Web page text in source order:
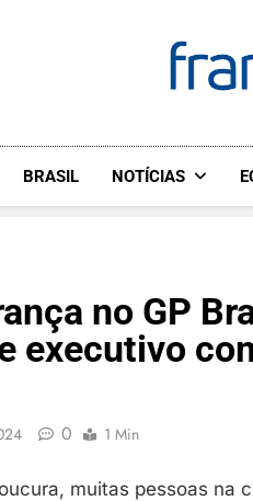
BRASIL NOTÍCIAS
no GP
executivo
0 1 Min
muitas pessoas na